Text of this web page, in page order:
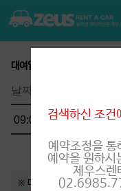
대여일
※ 대여시간 유의사항 : 괌 도
검색하신 조건
예약조정을 통
예약을 원하시
제우스렌